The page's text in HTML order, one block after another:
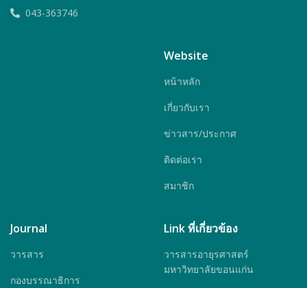
043-363746
Website
หน้าหลัก
เกี่ยวกับเรา
ข่าวสาร/ประกาศ
ติดต่อเรา
สมาชิก
Journal
วารสาร
กองบรรณาธิการ
Link ที่เกี่ยวข้อง
วารสารอายุรศาสตร์
มหาวิทยาลัยขอนแก่น